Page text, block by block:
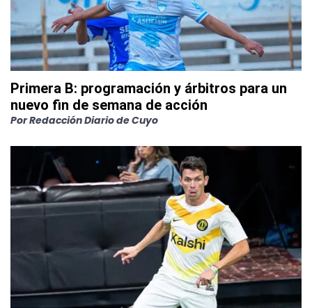
Primera B: programación y árbitros para un
nuevo fin de semana de acción
PorRedacción Diario de Cuyo